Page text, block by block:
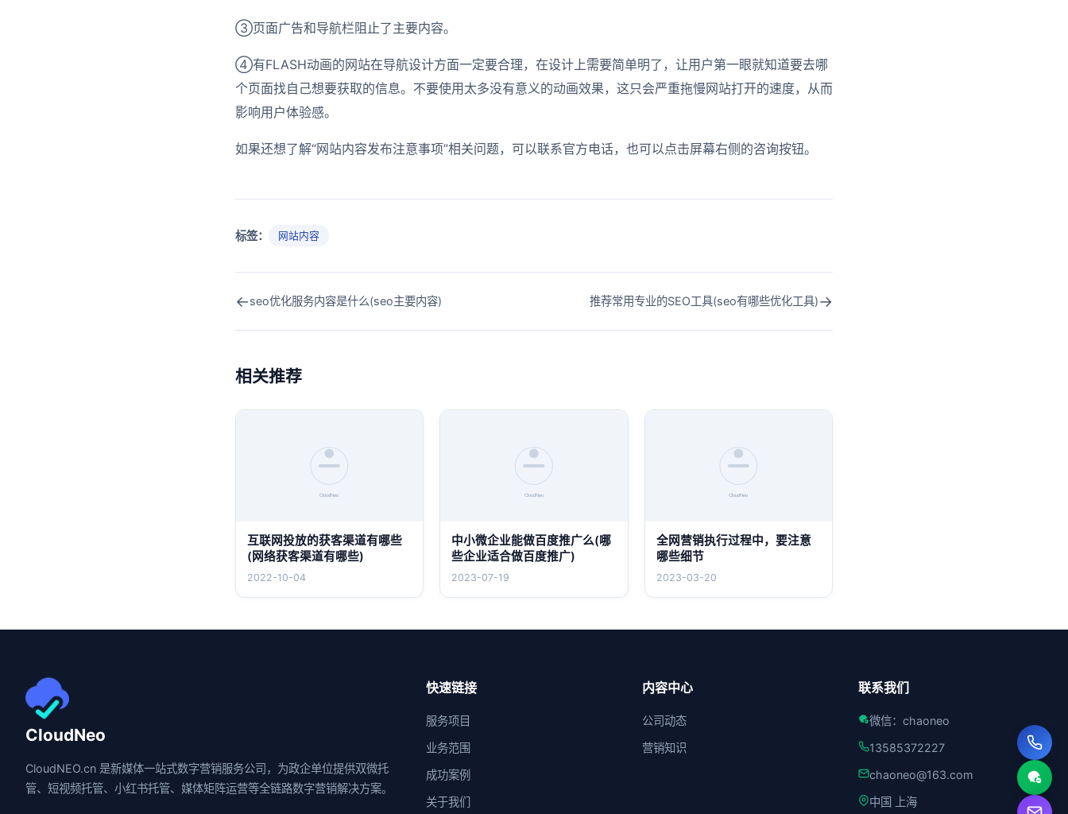
③页面广告和导航栏阻止了主要内容。
④有FLASH动画的网站在导航设计方面一定要合理，在设计上需要简单明了，让用户第一眼就知道要去哪
个页面找自己想要获取的信息。不要使用太多没有意义的动画效果，这只会严重拖慢网站打开的速度，从而
影响用户体验感。
如果还想了解“网站内容发布注意事项”相关问题，可以联系官方电话，也可以点击屏幕右侧的咨询按钮。
标签： 网站内容
←seo优化服务内容是什么(seo主要内容) 推荐常用专业的SEO工具(seo有哪些优化工具)→
相关推荐
互联网投放的获客渠道有哪些
(网络获客渠道有哪些)
2022-10-04
中小微企业能做百度推广么(哪
些企业适合做百度推广)
2023-07-19
全网营销执行过程中，要注意
哪些细节
2023-03-20
CloudNeo
CloudNEO.cn 是新媒体一站式数字营销服务公司，为政企单位提供双微托
管、短视频托管、小红书托管、媒体矩阵运营等全链路数字营销解决方案。
快速链接
服务项目
业务范围
成功案例
关于我们
内容中心
公司动态
营销知识
联系我们
微信：chaoneo
13585372227
chaoneo@163.com
中国 上海